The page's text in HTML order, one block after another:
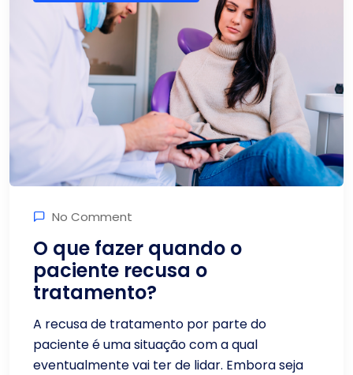
No Comment
O que fazer quando o
paciente recusa o
tratamento?
A recusa de tratamento por parte do
paciente é uma situação com a qual
eventualmente vai ter de lidar. Embora seja